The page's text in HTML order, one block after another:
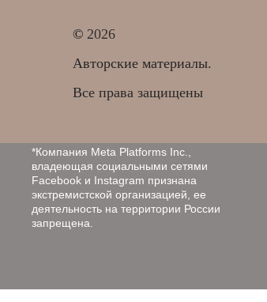
© 2026
Авторские материалы.
Все права защищены
*Компания Meta Platforms Inc.,
владеющая социальными сетями
Facebook и Instagram признана
экстремистской организацией, ее
деятельность на территории России
запрещена.